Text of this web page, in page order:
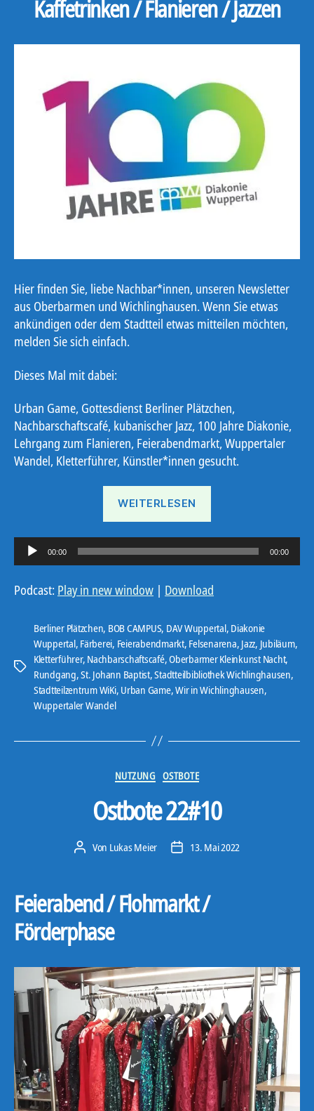
Kaffetrinken / Flanieren / Jazzen
Hier finden Sie, liebe Nachbar*innen, unseren Newsletter
aus Oberbarmen und Wichlinghausen. Wenn Sie etwas
ankündigen oder dem Stadtteil etwas mitteilen möchten,
melden Sie sich einfach.
Dieses Mal mit dabei:
Urban Game, Gottesdienst Berliner Plätzchen,
Nachbarschaftscafé, kubanischer Jazz, 100 Jahre Diakonie,
Lehrgang zum Flanieren, Feierabendmarkt, Wuppertaler
Wandel, Kletterführer, Künstler*innen gesucht.
WEITERLESEN
u
d
P
00:00 00:00
Podcast: Play in new window | Download
Schlagwörter
Berliner Plätzchen, BOB CAMPUS, DAV Wuppertal, Diakonie
Wuppertal, Färberei, Feierabendmarkt, Felsenarena, Jazz, Jubiläum,
Kletterführer, Nachbarschaftscafé,Oberbarmer Kleinkunst Nacht,
Rundgang,St. Johann Baptist,Stadtteilbibliothek Wichlinghausen,
Stadtteilzentrum WiKi, Urban Game,Wir in Wichlinghausen,
Wuppertaler Wandel
Kategorien
NUTZUNG OSTBOTE
Ostbote 22#10
Beitragsautor
Von Lukas Meier Veröffentlichungsdatum
13. Mai 2022
Feierabend / Flohmarkt /
Förderphase